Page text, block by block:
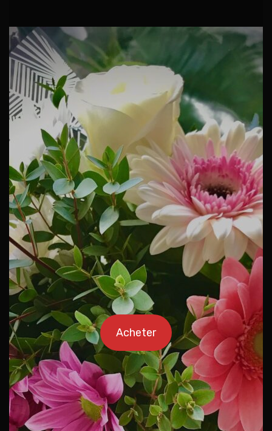
Acheter